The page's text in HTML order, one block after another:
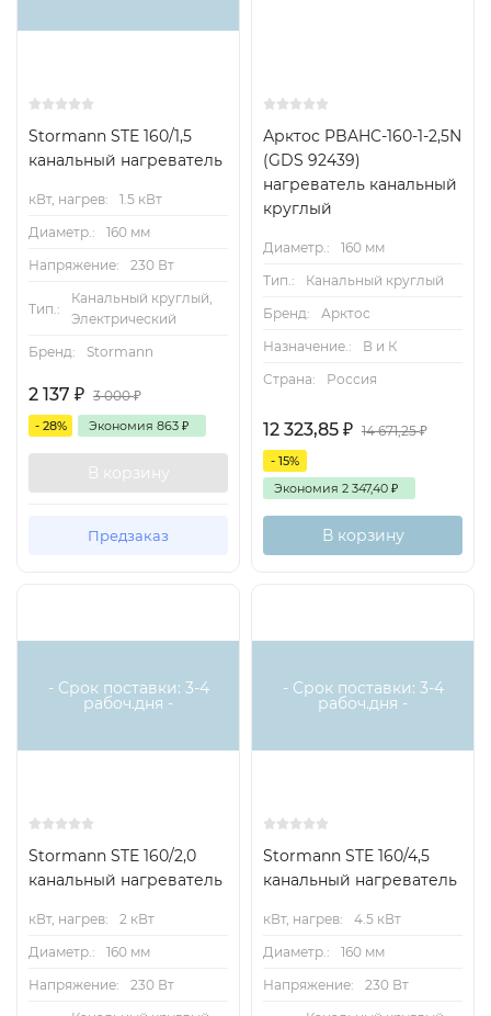
Stormann STE 160/1,5
канальный нагреватель
кВт, нагрев:
1.5 кВт
Диаметр.:
160 мм
Напряжение:
230 Вт
Тип.:
Канальный круглый,
Электрический
Бренд:
Stormann
2 137 ₽ 3 000₽
- 28% Экономия 863 ₽
В корзину
Предзаказ
Арктос PBAHC-160-1-2,5N
(GDS 92439)
нагреватель канальный
круглый
Диаметр.:
160 мм
Тип.:
Канальный круглый
Бренд:
Арктос
Назначение.:
В и К
Страна:
Россия
12 323,85 ₽ 14 671,25₽
- 15%
Экономия 2 347,40 ₽
В корзину
аналог
- Срок поставки: 3-4
рабоч.дня -
Stormann STE 160/2,0
канальный нагреватель
кВт, нагрев:
2 кВт
Диаметр.:
160 мм
Напряжение:
230 Вт
аналог
- Срок поставки: 3-4
рабоч.дня -
Stormann STE 160/4,5
канальный нагреватель
кВт, нагрев:
4.5 кВт
Диаметр.:
160 мм
Напряжение:
230 Вт